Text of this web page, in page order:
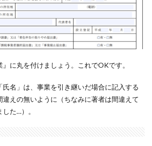
に丸を付けましょう。これでOKです。
氏名」は、事業を引き継いだ場合に記入する
違えの無いように（ちなみに著者は間違えて
た…）。